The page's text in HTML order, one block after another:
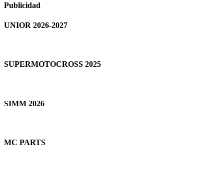
Publicidad
UNIOR 2026-2027
SUPERMOTOCROSS 2025
SIMM 2026
MC PARTS